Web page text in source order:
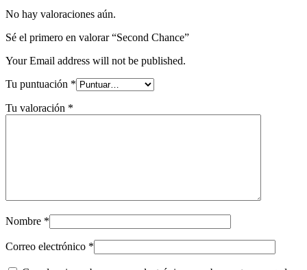
No hay valoraciones aún.
Sé el primero en valorar “Second Chance”
Your Email address will not be published.
Tu puntuación *
Tu valoración *
Nombre *
Correo electrónico *